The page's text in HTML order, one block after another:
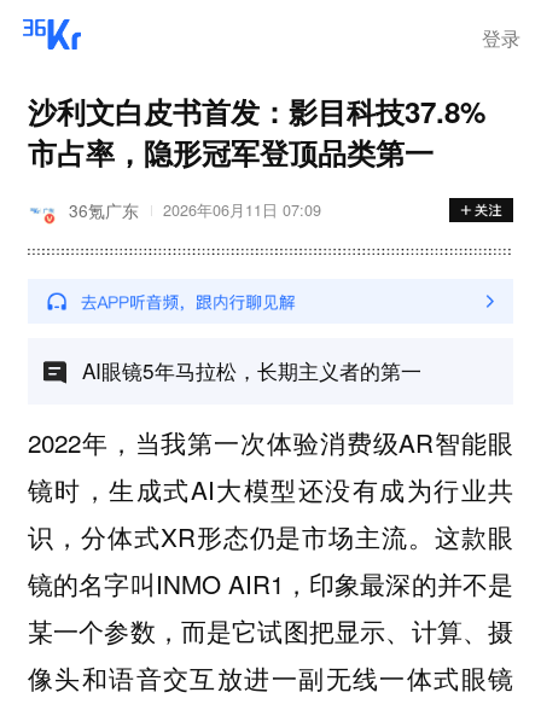
登录
沙利文白皮书首发：影目科技37.8%
市占率，隐形冠军登顶品类第一
36氪广东 2026年06月11日 07:09
AI眼镜5年马拉松，长期主义者的第一
2022年，当我第一次体验消费级AR智能眼
镜时，生成式AI大模型还没有成为行业共
识，分体式XR形态仍是市场主流。这款眼
镜的名字叫INMO AIR1，印象最深的并不是
某一个参数，而是它试图把显示、计算、摄
像头和语音交互放进一副无线一体式眼镜